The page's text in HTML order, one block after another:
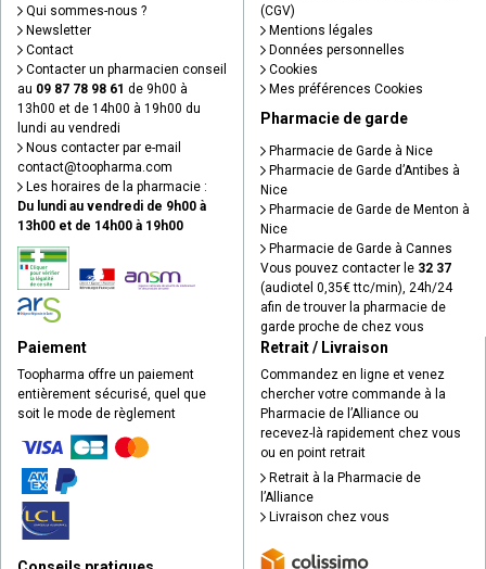
Qui sommes-nous ?
Newsletter
Contact
Contacter un pharmacien conseil
au 09 87 78 98 61 de 9h00 à
13h00 et de 14h00 à 19h00 du
lundi au vendredi
Nous contacter par e-mail
contact@toopharma.com
Les horaires de la pharmacie :
Du lundi au vendredi de 9h00 à
13h00 et de 14h00 à 19h00
(CGV)
Mentions légales
Données personnelles
Cookies
Mes préférences Cookies
Pharmacie de garde
Pharmacie de Garde à Nice
Pharmacie de Garde d’Antibes à
Nice
Pharmacie de Garde de Menton à
Nice
Pharmacie de Garde à Cannes
Vous pouvez contacter le 32 37
(audiotel 0,35€ ttc/min), 24h/24
afin de trouver la pharmacie de
garde proche de chez vous
Paiement
Toopharma offre un paiement
entièrement sécurisé, quel que
soit le mode de règlement
Retrait / Livraison
Commandez en ligne et venez
chercher votre commande à la
Pharmacie de l’Alliance ou
recevez-là rapidement chez vous
ou en point retrait
Retrait à la Pharmacie de
l’Alliance
Livraison chez vous